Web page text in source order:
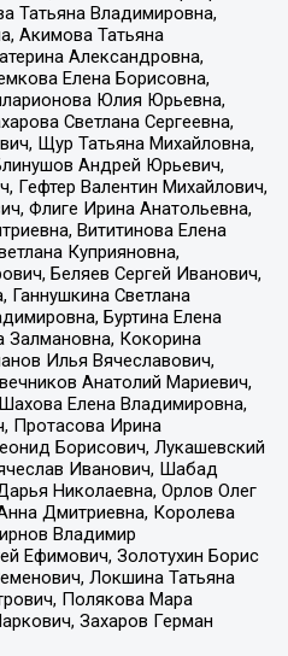
Татьяна Владимировна,
Акимова Татьяна
Александровна,
Елена Борисовна,
Юлия Юрьевна,
Светлана Сергеевна,
Щур Татьяна Михайловна,
Андрей Юрьевич,
Гефтер Валентин Михайлович,
Флиге Ирина Анатольевна,
Вититинова Елена
Куприяновна,
Беляев Сергей Иванович,
Ганнушкина Светлана
Буртина Елена
Кокорина
Илья Вячеславович,
Анатолий Мариевич,
Елена Владимировна,
Протасова Ирина
Борисович, Лукашевский
Иванович, Шабад
Николаевна, Орлов Олег
Дмитриевна, Королева
Владимир
Ефимович, Золотухин Борис
Локшина Татьяна
Полякова Мара
Захаров Герман